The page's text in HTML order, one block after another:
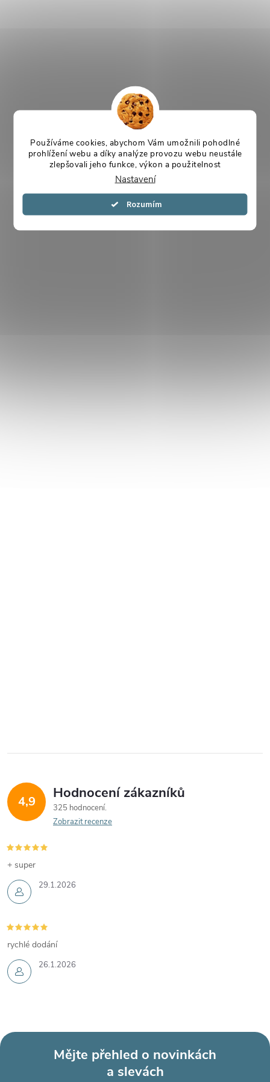
Používáme cookies, abychom Vám umožnili pohodlné
prohlížení webu a díky analýze provozu webu neustále
zlepšovali jeho funkce, výkon a použitelnost
Nastavení
Souhlasím
4,9 Hodnocení zákazníků
325 hodnocení
Zobrazit recenze
29.1.2026
+ super
26.1.2026
rychlé dodání
Mějte přehled o novinkách
a slevách